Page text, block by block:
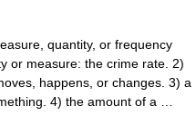
quantity, or frequency
or measure: the crime rate. 2)
happens, or changes. 3) a
4) the amount of a …